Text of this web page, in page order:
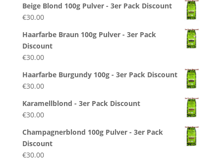
Beige Blond 100g Pulver - 3er Pack Discount
€30.00
Haarfarbe Braun 100g Pulver - 3er Pack
Discount
€30.00
Haarfarbe Burgundy 100g - 3er Pack Discount
€30.00
Karamellblond - 3er Pack Discount
€30.00
Champagnerblond 100g Pulver - 3er Pack
Discount
€30.00